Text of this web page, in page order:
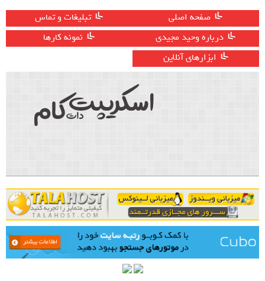
صفحه اصلی
تبلیغات و تماس
درباره وحید مجیدی
نمونه کارها
ابزارهای آنلاین